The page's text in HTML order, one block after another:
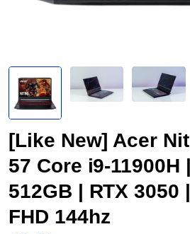
[Like New] Acer
57 Core i9-11900H
512GB | RTX 3050
FHD 144hz